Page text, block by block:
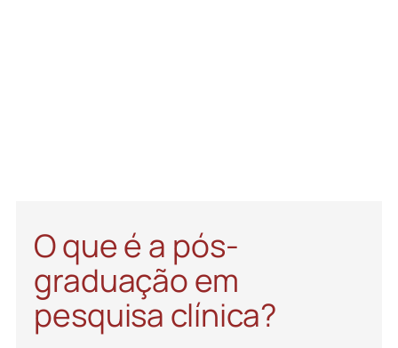
O que é a pós-
graduação em
pesquisa clínica?